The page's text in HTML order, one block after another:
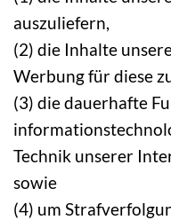
auszuliefern,
(2) die Inhalte
Werbung für diese
(3) die dauerhafte
Technik unserer
sowie
(4) um